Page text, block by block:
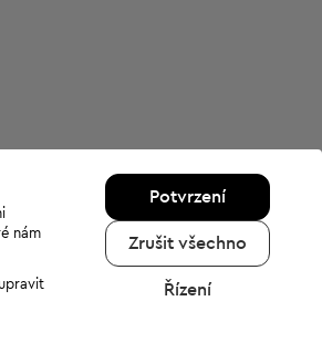
nám
Potvrzení
Zrušit všechno
Řízení